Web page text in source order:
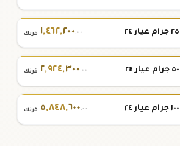
١,٤٦٢,٢٠٠.٠٠ فرنك
٢ ,٩٢٤,٣٠٠.٠٠ فرنك
٥,٨٤٨,٦٠٠.٠٠ فرنك